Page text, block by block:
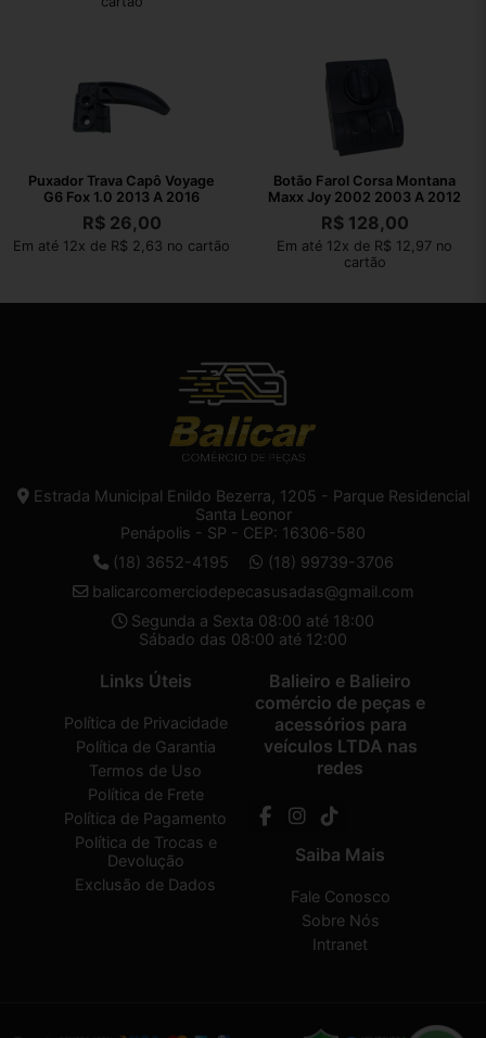
Puxador Trava Capô Voyage
G6 Fox 1.0 2013 A 2016
R$26,00
Em até 12x de R$ 2,63 no cartão
Botão Farol Corsa Montana
Maxx Joy 2002 2003 A 2012
R$128,00
Em até 12x de R$ 12,97 no
cartão
Estrada Municipal Enildo Bezerra, 1205 - Parque Residencial
Santa Leonor
Penápolis - SP - CEP: 16306-580
(18) 3652-4195
(18) 99739-3706
balicarcomerciodepecasusadas@gmail.com
Segunda a Sexta 08:00 até 18:00
Sábado das 08:00 até 12:00
Links Úteis
Política de Privacidade
Política de Garantia
Termos de Uso
Política de Frete
Política de Pagamento
Política de Trocas e
Devolução
Exclusão de Dados
Balieiro e Balieiro
comércio de peças e
acessórios para
veículos LTDA nas
redes
Saiba Mais
Fale Conosco
Sobre Nós
Intranet